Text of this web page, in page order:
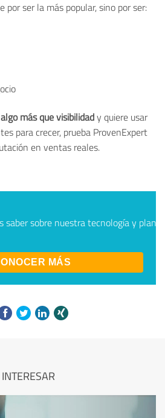
por ser la más popular, sino por ser:
algo más que visibilidady quiere usar
para crecer, prueba ProvenExpert
en ventas reales.
saber sobre nuestra tecnología y
MÁS